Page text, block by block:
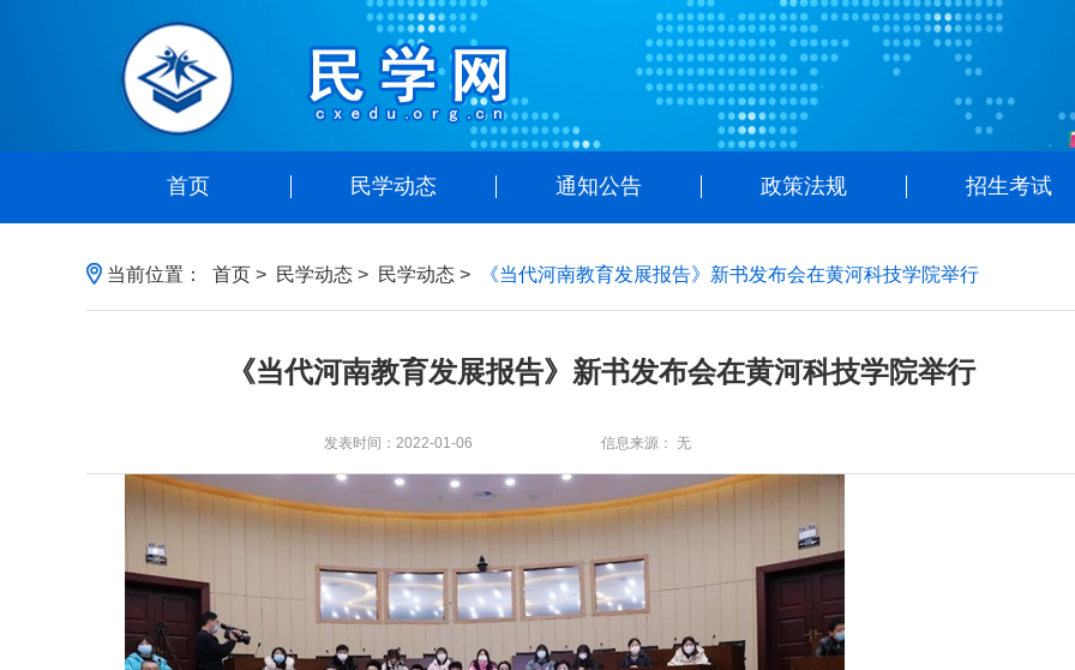
首页 民学动态 通知公告 政策法规 招生考试
当前位置： 首页 > 民学动态 > 民学动态 > 《当代河南教育发展报告》新书发布会在黄河科技学院举行
《当代河南教育发展报告》新书发布会在黄河科技学院举行
发表时间：2022-01-06 信息来源： 无